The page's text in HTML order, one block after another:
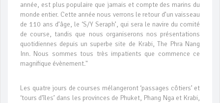
année, est plus populaire que jamais et compte des marins du
monde entier. Cette année nous verrons le retour d’un vaisseau
de 110 ans d’âge, le ‘S/Y Seraph’, qui sera le navire du comité
de course, tandis que nous organiserons nos présentations
quotidiennes depuis un superbe site de Krabi, The Phra Nang
Inn. Nous sommes tous très impatients que commence ce
magnifique évènement."
Les quatre jours de courses mélangeront ‘passages côtiers’ et
‘tours d'îles’ dans les provinces de Phuket, Phang Nga et Krabi,